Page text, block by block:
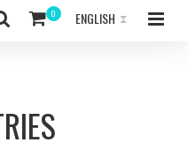
ENGLISH